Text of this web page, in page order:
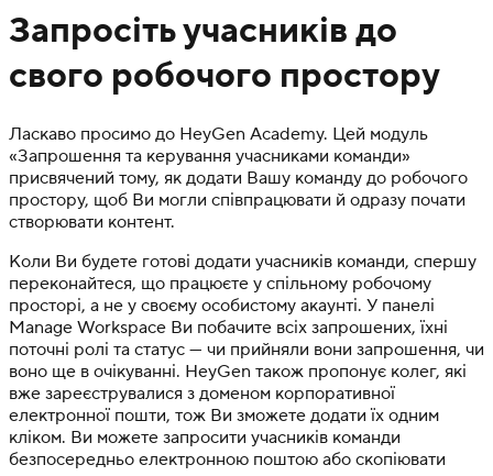
Запросіть учасників до
свого робочого простору
Ласкаво просимо до HeyGen Academy. Цей модуль
«Запрошення та керування учасниками команди»
присвячений тому, як додати Вашу команду до робочого
простору, щоб Ви могли співпрацювати й одразу почати
створювати контент.
Коли Ви будете готові додати учасників команди, спершу
переконайтеся, що працюєте у спільному робочому
просторі, а не у своєму особистому акаунті. У панелі
Manage Workspace Ви побачите всіх запрошених, їхні
поточні ролі та статус — чи прийняли вони запрошення, чи
воно ще в очікуванні. HeyGen також пропонує колег, які
вже зареєструвалися з доменом корпоративної
електронної пошти, тож Ви зможете додати їх одним
кліком. Ви можете запросити учасників команди
безпосередньо електронною поштою або скопіювати